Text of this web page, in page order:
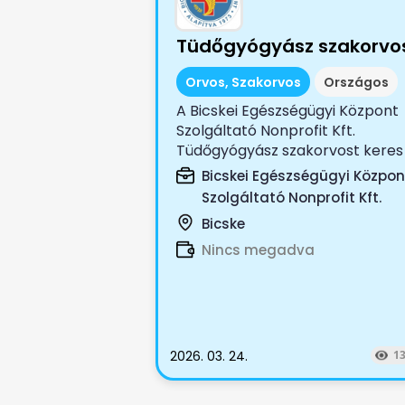
Tüdőgyógyász
Orvos, Szakorvos Országos
A Bicskei Egészségügyi Központ
Szolgáltató Nonprofit Kft.
Tüdőgyógyász szakorvost keres
Az... Bicskei Egészségügyi
Szolgáltató Nonprofit Kft.
Bicske
Nincs megadva
2026. 03. 24.